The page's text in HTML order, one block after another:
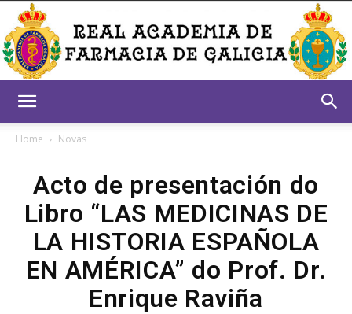
Academia
Home Novas
Acto de presentación do
Libro “LAS MEDICINAS DE
LA HISTORIA ESPAÑOLA
EN AMÉRICA” do Prof. Dr.
Enrique Raviña